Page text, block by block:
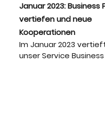
Januar 2023: Business
vertiefen und neue
Kooperationen
Im Januar 2023
unser Service